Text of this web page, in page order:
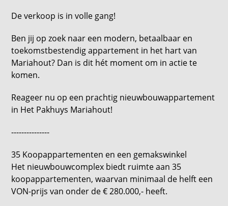
De verkoop is in volle gang!
Ben jij op zoek naar een modern, betaalbaar en
toekomstbestendig appartement in het hart van
Mariahout? Dan is dit hét moment om in actie te
komen.
Reageer nu op een prachtig nieuwbouwappartement
in Het Pakhuys Mariahout!
---------------
35 Koopappartementen en een gemakswinkel
Het nieuwbouwcomplex biedt ruimte aan 35
koopappartementen, waarvan minimaal de helft een
VON-prijs van onder de € 280.000,- heeft.